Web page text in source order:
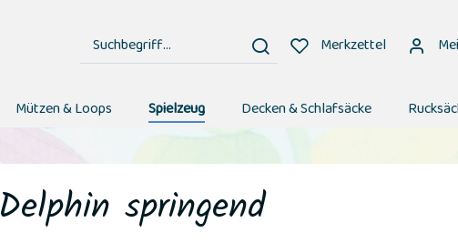
Merkzettel
Mützen & Loops Spielzeug Decken & Schlafsäcke
Delphin springend